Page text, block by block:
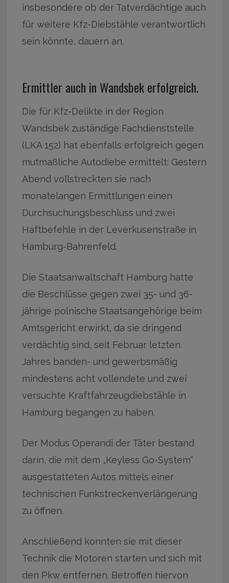
insbesondere ob der Tatverdächtige auch
für weitere Kfz-Diebstähle verantwortlich
sein könnte, dauern an.
Ermittler auch in Wandsbek erfolgreich.
Die für Kfz-Delikte in der Region
Wandsbek zuständige Fachdienststelle
(LKA 152) hat ebenfalls erfolgreich gegen
mutmaßliche Autodiebe ermittelt: Gestern
Abend vollstreckten sie nach
monatelangen Ermittlungen einen
Durchsuchungsbeschluss und zwei
Haftbefehle in der Leverkusenstraße in
Hamburg-Bahrenfeld.
Die Staatsanwaltschaft Hamburg hatte
die Beschlüsse gegen zwei 35- und 36-
jährige polnische Staatsangehörige beim
Amtsgericht erwirkt, da sie dringend
verdächtig sind, seit Februar letzten
Jahres banden- und gewerbsmäßig
mindestens acht vollendete und zwei
versuchte Kraftfahrzeugdiebstähle in
Hamburg begangen zu haben.
Der Modus Operandi der Täter bestand
darin, die mit dem „Keyless Go-System“
ausgestatteten Autos mittels einer
technischen Funkstreckenverlängerung
zu öffnen.
Anschließend konnten sie mit dieser
Technik die Motoren starten und sich mit
den Pkw entfernen. Betroffen hiervon